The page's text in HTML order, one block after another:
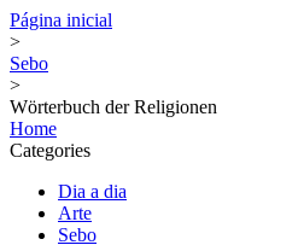
Página inicial
>
Sebo
>
Wörterbuch der Religionen
Home
Categories
Dia a dia
Arte
Sebo